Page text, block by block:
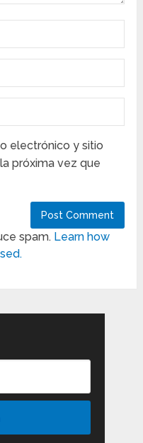
electrónico y sitio
próxima vez que
spam. Learn how